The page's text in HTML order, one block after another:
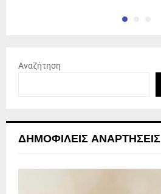
Αναζήτηση
ΔΗΜΟΦΙΛΕΊΣ ΑΝΑΡΤΉΣΕΙΣ